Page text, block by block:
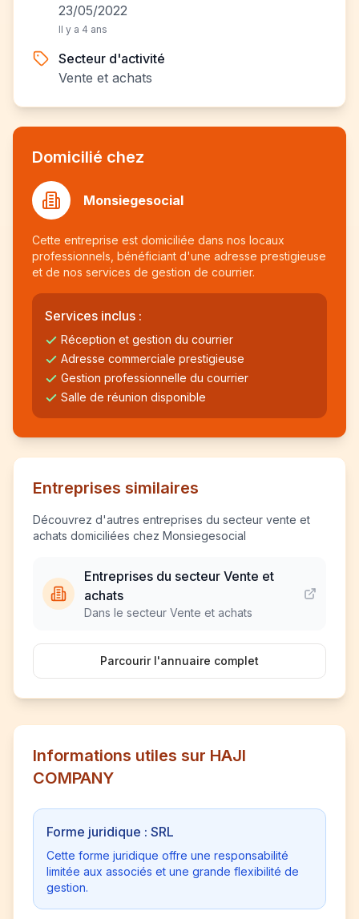
23/05/2022
Il y a 4 ans
Secteur d'activité
Vente et achats
Domicilié chez
Monsiegesocial
Cette entreprise est domiciliée dans nos locaux
professionnels, bénéficiant d'une adresse prestigieuse
et de nos services de gestion de courrier.
Services inclus :
Réception et gestion du courrier
Adresse commerciale prestigieuse
Gestion professionnelle du courrier
Salle de réunion disponible
Entreprises similaires
Découvrez d'autres entreprises du secteur vente et
achats domiciliées chez Monsiegesocial
Entreprises du secteur Vente et
achats
Dans le secteur Vente et achats
Parcourir l'annuaire complet
Informations utiles sur HAJI
COMPANY
Forme juridique : SRL
Cette forme juridique offre une responsabilité
limitée aux associés et une grande flexibilité de
gestion.